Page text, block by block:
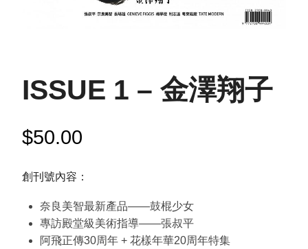
ISSUE 1 – 金澤翔子
$50.00
創刊號內容：
奈良美智最新產品——鼓棍少女
專訪殿堂級美術指導——張叔平
阿飛正傳30周年 + 花樣年華20周年特集